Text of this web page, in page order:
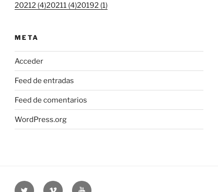
20212 (4)20211 (4)20192 (1)
META
Acceder
Feed de entradas
Feed de comentarios
WordPress.org
Twitter Vimeo
Youtube